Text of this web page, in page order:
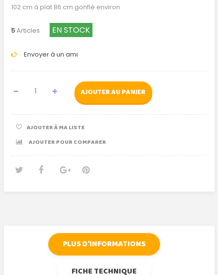
102 cm à plat 86 cm gonflé environ
5Articles EN STOCK
Envoyer à un ami
AJOUTER AU PANIER
AJOUTER À MA LISTE
AJOUTER POUR COMPARER
PLUS D'INFORMATIONS
FICHE TECHNIQUE